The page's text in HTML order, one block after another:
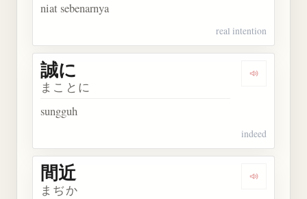
niat sebenarnya
real intention
Dengarkan
誠に
まことに
sungguh
indeed
Dengarkan
間近
まぢか